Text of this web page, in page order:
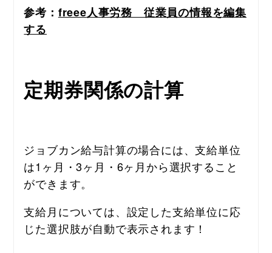
参考： freee人事労務　従業員の情報を編集
する
定期券関係の計算
ジョブカン給与計算の場合には、支給単位
は1ヶ月・3ヶ月・6ヶ月から選択すること
ができます。
支給月については、設定した支給単位に応
じた選択肢が自動で表示されます！